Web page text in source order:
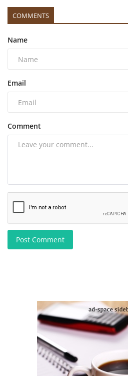
COMMENTS
Name
Email
Comment
Post Comment